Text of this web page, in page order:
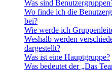
Was sind
Wo finde ich die
bei?
Wie werde ich
Weshalb werden
dargestellt?
Was ist eine Hauptgruppe?
Was bedeutet der „Das